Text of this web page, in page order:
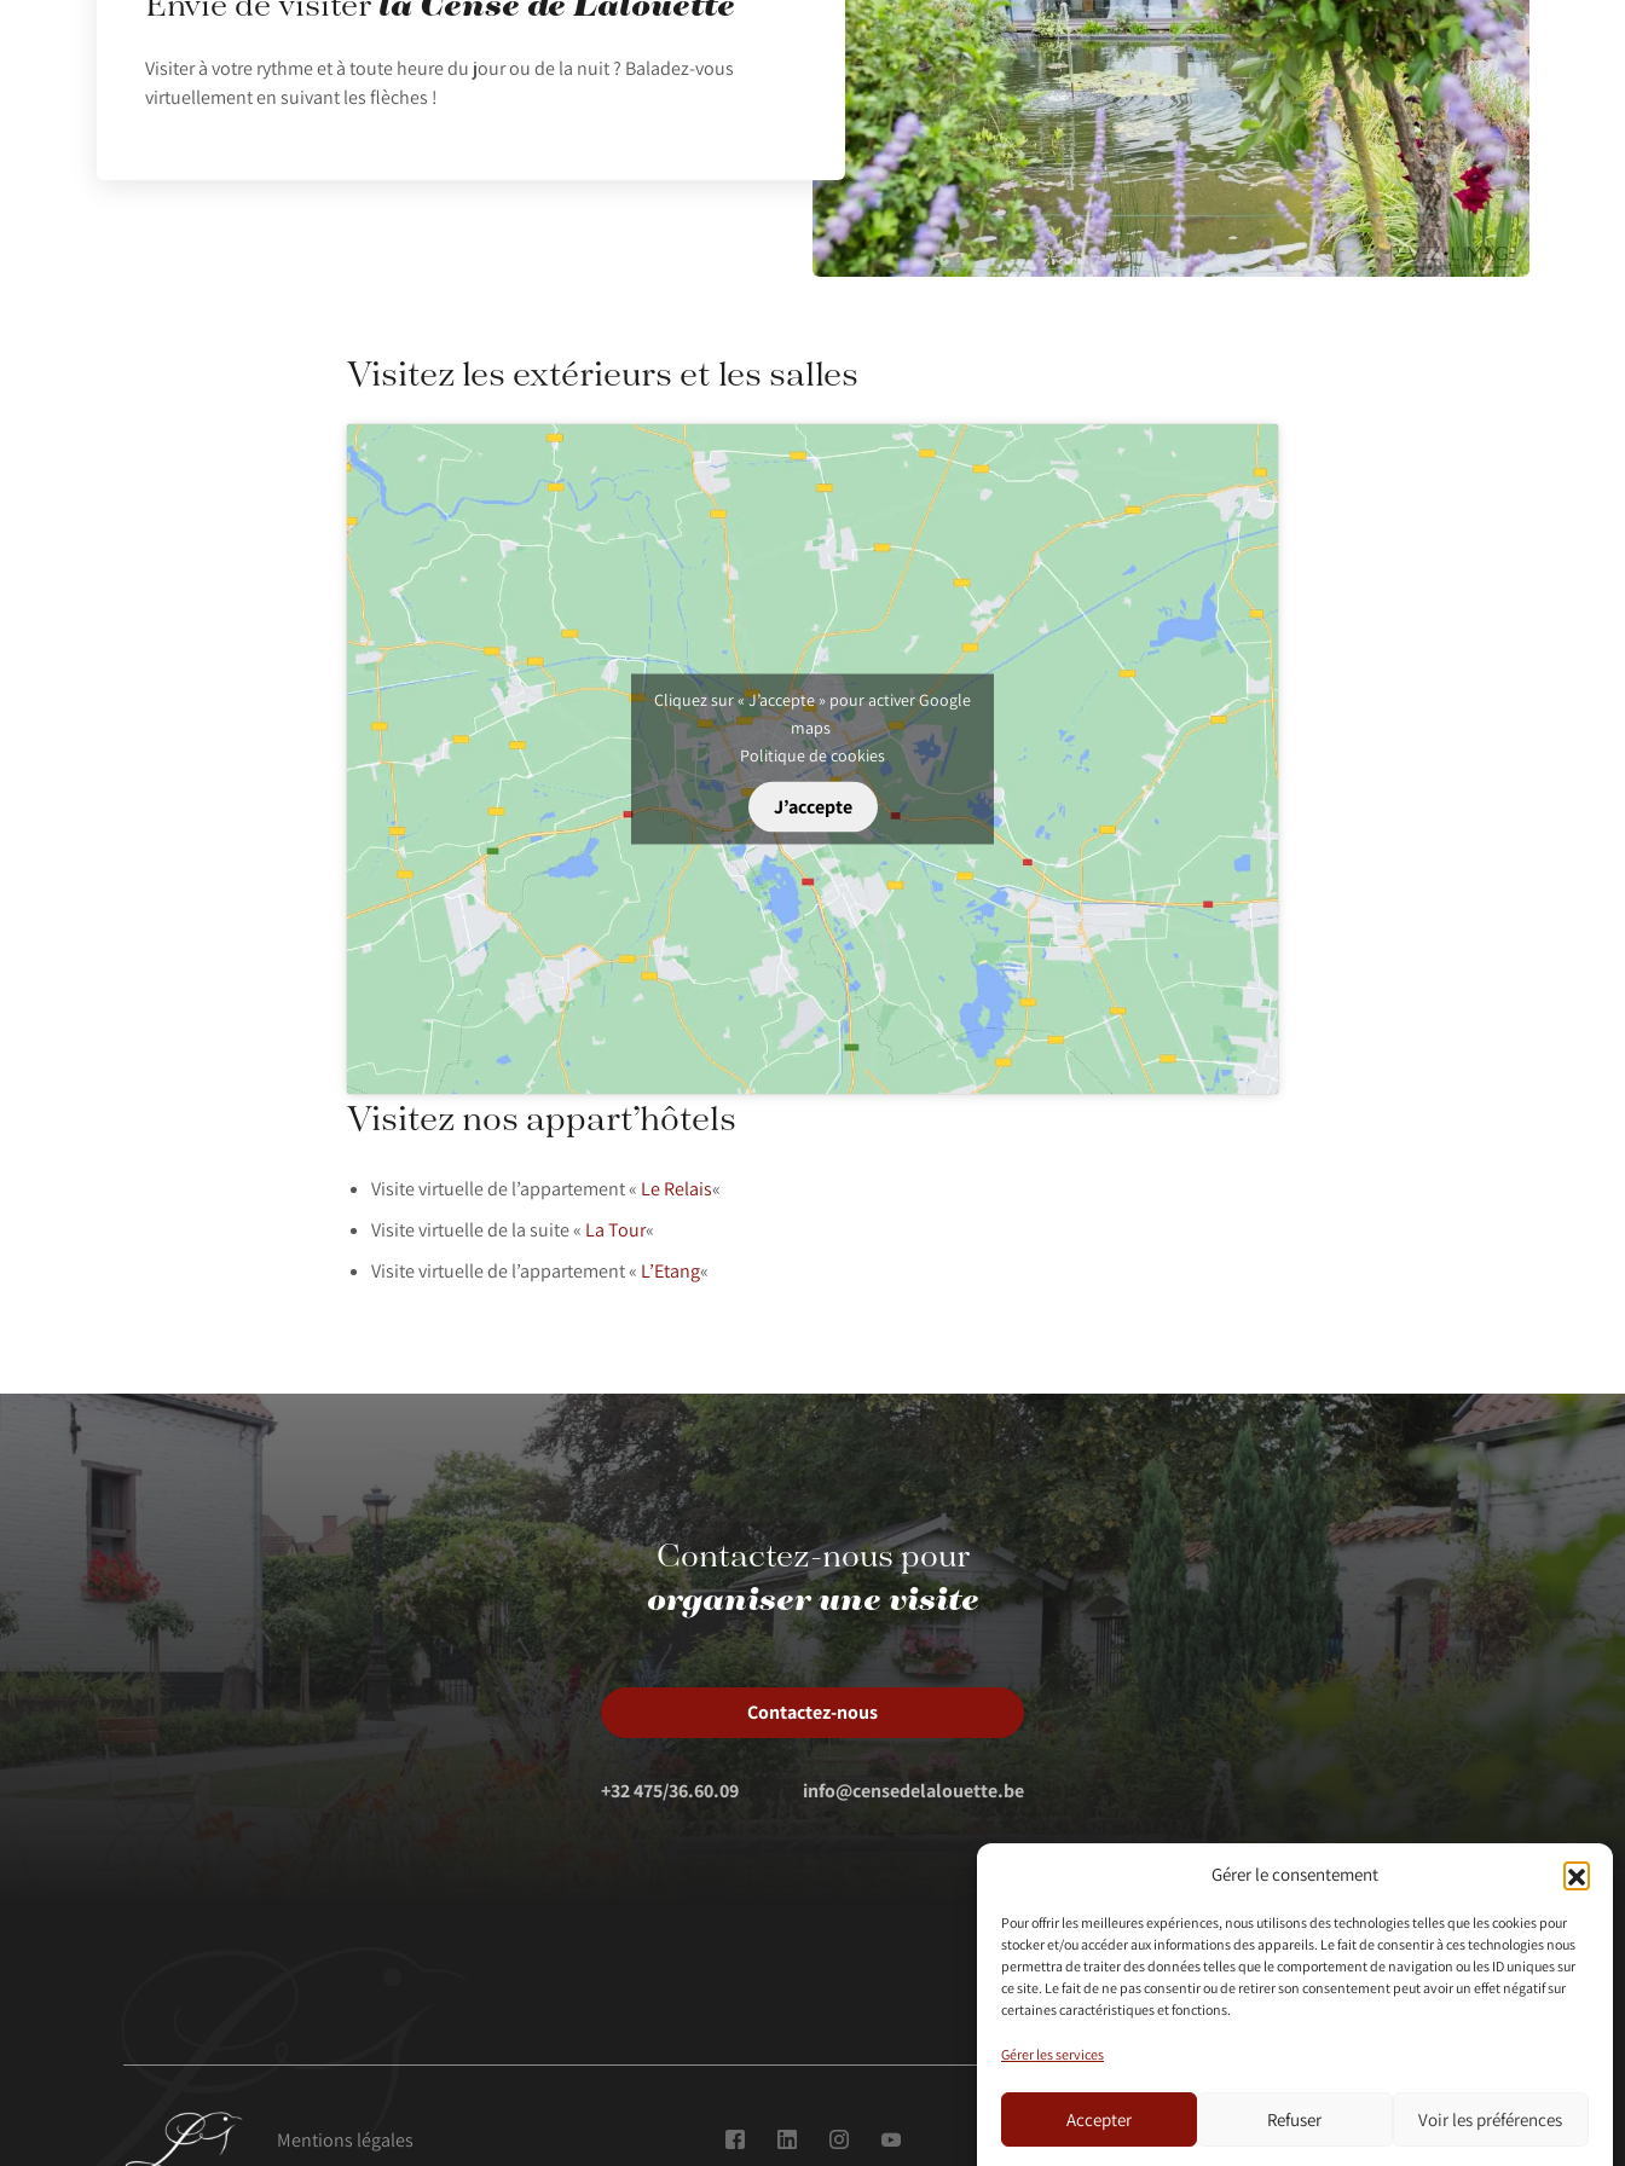
Gérer le consentement
Pour offrir les meilleures expériences, nous utilisons des technologies telles que les cookies pour
stocker et/ou accéder aux informations des appareils. Le fait de consentir à ces technologies nous
permettra de traiter des données telles que le comportement de navigation ou les ID uniques sur
ce site. Le fait de ne pas consentir ou de retirer son consentement peut avoir un effet négatif sur
certaines caractéristiques et fonctions.
Gérer les services
Accepter Refuser Voir les préférences
Visiter à votre rythme et à toute heure du jour ou de la nuit ? Baladez-vous
virtuellement en suivant les flèches !
Visitez les extérieurs et les salles
Cliquez sur « J’accepte » pour activer Google
maps
Politique de cookies
J’accepte
Visitez nos appart’hôtels
Visite virtuelle de l’appartement « Le Relais«
Visite virtuelle de la suite « La Tour«
Visite virtuelle de l’appartement « L’Etang«
Contactez-nous pour
organiser une visite
Contactez-nous
+32 475/36.60.09 info@censedelalouette.be
Mentions légales OCTOPIX